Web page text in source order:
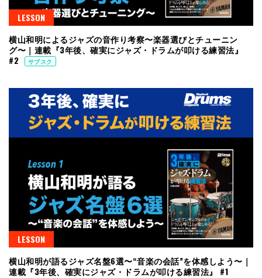
LESSON
横山和明によるジャズの音作り考察〜楽器選びとチューニン
グ〜｜連載『3年後、確実にジャズ・ドラムが叩ける練習法』
#2
サブスク
LESSON
横山和明が語るジャズ名盤6選〜“音楽の会話”を体感しよう〜｜
連載『3年後、確実にジャズ・ドラムが叩ける練習法』 #1